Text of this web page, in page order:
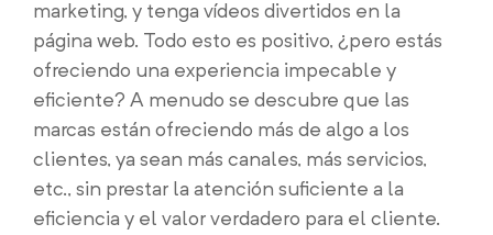
marketing, y tenga vídeos divertidos en la
página web. Todo esto es positivo, ¿pero estás
ofreciendo una experiencia impecable y
eficiente? A menudo se descubre que las
marcas están ofreciendo más de algo a los
clientes, ya sean más canales, más servicios,
etc., sin prestar la atención suficiente a la
eficiencia y el valor verdadero para el cliente.